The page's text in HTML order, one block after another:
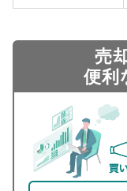
売
便利